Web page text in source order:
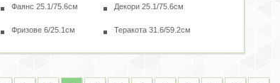
Фаянс 25.1/75.6см Декори 25.1/75.6см
Фризове 6/25.1см Теракота 31.6/59.2см